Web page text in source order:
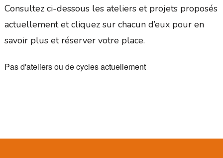
Consultez ci-dessous les ateliers et projets proposés
actuellement et cliquez sur chacun d’eux pour en
savoir plus et réserver votre place.
Pas d'ateliers ou de cycles actuellement